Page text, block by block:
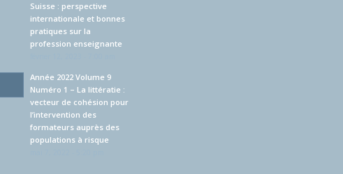
Suisse : perspective
internationale et bonnes
pratiques sur la
profession enseignante
Année 2022 Volume 9
Numéro 1 – La littératie :
vecteur de cohésion pour
l’intervention des
formateurs auprès des
populations à risque